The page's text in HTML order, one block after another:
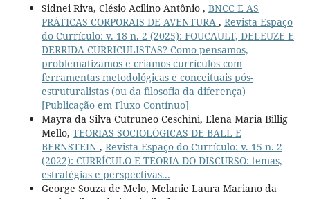
Sidnei Riva, Clésio Acilino Antônio , BNCC E AS
PRÁTICAS CORPORAIS DE AVENTURA , Revista Espaço
do Currículo: v. 18 n. 2 (2025): FOUCAULT, DELEUZE E
DERRIDA CURRICULISTAS? Como pensamos,
problematizamos e criamos currículos com
ferramentas metodológicas e conceituais pós-
estruturalistas (ou da filosofia da diferença)
[Publicação em Fluxo Contínuo]
Mayra da Silva Cutruneo Ceschini, Elena Maria Billig
Mello, TEORIAS SOCIOLÓGICAS DE BALL E
BERNSTEIN , Revista Espaço do Currículo: v. 15 n. 2
(2022): CURRÍCULO E TEORIA DO DISCURSO: temas,
estratégias e perspectivas...
George Souza de Melo, Melanie Laura Mariano da